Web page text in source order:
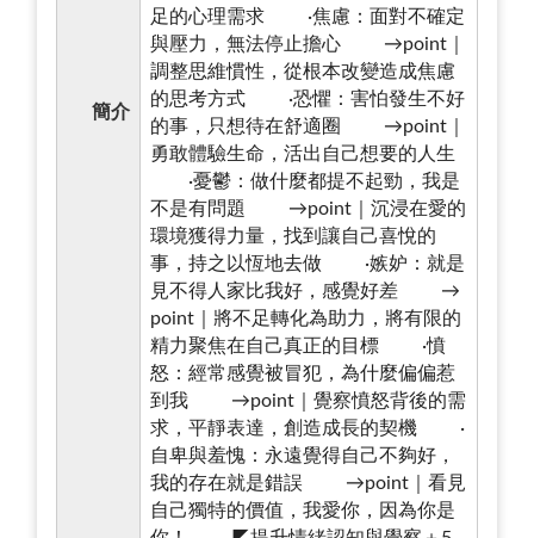
簡介
足的心理需求 ·焦慮：面對不確定
與壓力，無法停止擔心 →point｜
調整思維慣性，從根本改變造成焦慮
的思考方式 ·恐懼：害怕發生不好
的事，只想待在舒適圈 →point｜
勇敢體驗生命，活出自己想要的人生
·憂鬱：做什麼都提不起勁，我是
不是有問題 →point｜沉浸在愛的
環境獲得力量，找到讓自己喜悅的
事，持之以恆地去做 ·嫉妒：就是
見不得人家比我好，感覺好差 →
point｜將不足轉化為助力，將有限的
精力聚焦在自己真正的目標 ·憤
怒：經常感覺被冒犯，為什麼偏偏惹
到我 →point｜覺察憤怒背後的需
求，平靜表達，創造成長的契機 ·
自卑與羞愧：永遠覺得自己不夠好，
我的存在就是錯誤 →point｜看見
自己獨特的價值，我愛你，因為你是